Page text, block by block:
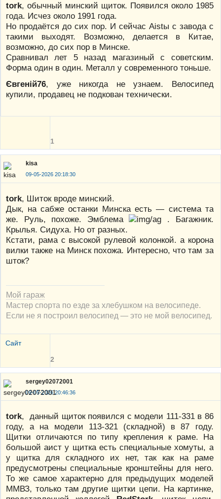
tork, обычный минский щиток. Появился около 1985
года. Исчез около 1991 года.
Но продаётся до сих пор. И сейчас Aistы с завода с
такими выходят. Возможно, делается в Китае,
возможно, до сих пор в Минске.
Сравнивал лет 5 назад магазиный с советским.
Форма один в один. Металл у современного тоньше.
Євгеній76, уже никогда не узнаем. Велосипед
купили, продавец не подкован технически.
1
kisa
09-05-2026 20:18:30
tork, Шиток вроде минский.
Дык, на сабже останки Минска есть — система та
же. Руль, похоже. Эмблема
. Багажник.
Крылья. Сидуха. Но от разных.
Кстати, рама с высокой рулевой колонкой. а корона
вилки также на Минск похожа. Интересно, что там за
шток?
Мой гараж
Мастер спорта по езде за хлебушком на велосипеде.
Если не я построил велосипед — это не мой велосипед.
Сайт
2
sergey02072001
09-05-2026 20:46:36
tork, данный щиток появился с модели 111-331 в 86
году, а на модели 113-321 (складной) в 87 году.
Щитки отличаются по типу крепления к раме. На
большой аист у щитка есть специальные хомуты, а
у щитка для складного их нет, так как на раме
предусмотрены специальные кронштейны для него.
То же самое характерно для предыдущих моделей
ММВЗ, только там другие щитки цепи. На картинке,